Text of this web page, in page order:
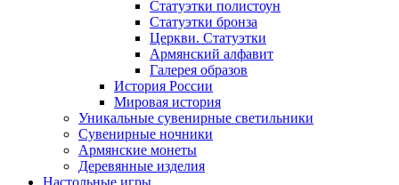
Статуэтки полистоун
Статуэтки бронза
Церкви. Статуэтки
Армянский алфавит
Галерея образов
История России
Мировая история
Уникальные сувенирные светильники
Сувенирные ночники
Армянские монеты
Деревянные изделия
Настольные игры